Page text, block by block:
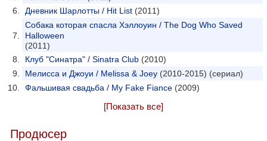
Дневник Шарлотты / Hit List (2011)
Собака которая спасла Хэллоуин / The Dog Who Saved
Halloween
(2011)
Клуб "Синатра" / Sinatra Club (2010)
Мелисса и Джоуи / Melissa & Joey (2010-2015) (сериал)
Фальшивая свадьба / My Fake Fiance (2009)
[Показать все]
Продюсер